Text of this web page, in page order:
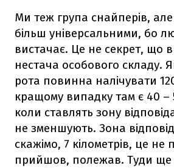
Ми теж група снайперів,
більш універсальними, бо
вистачає. Це не секрет, що
нестача особового складу.
рота повинна налічувати
кращому випадку там є 40
коли ставлять зону
не зменшують. Зона
скажімо, 7 кілометрів, це не
прийшов, полежав. Туди ще